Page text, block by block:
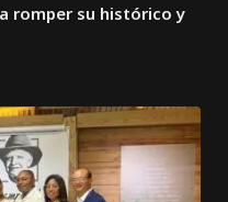
romper su histórico y